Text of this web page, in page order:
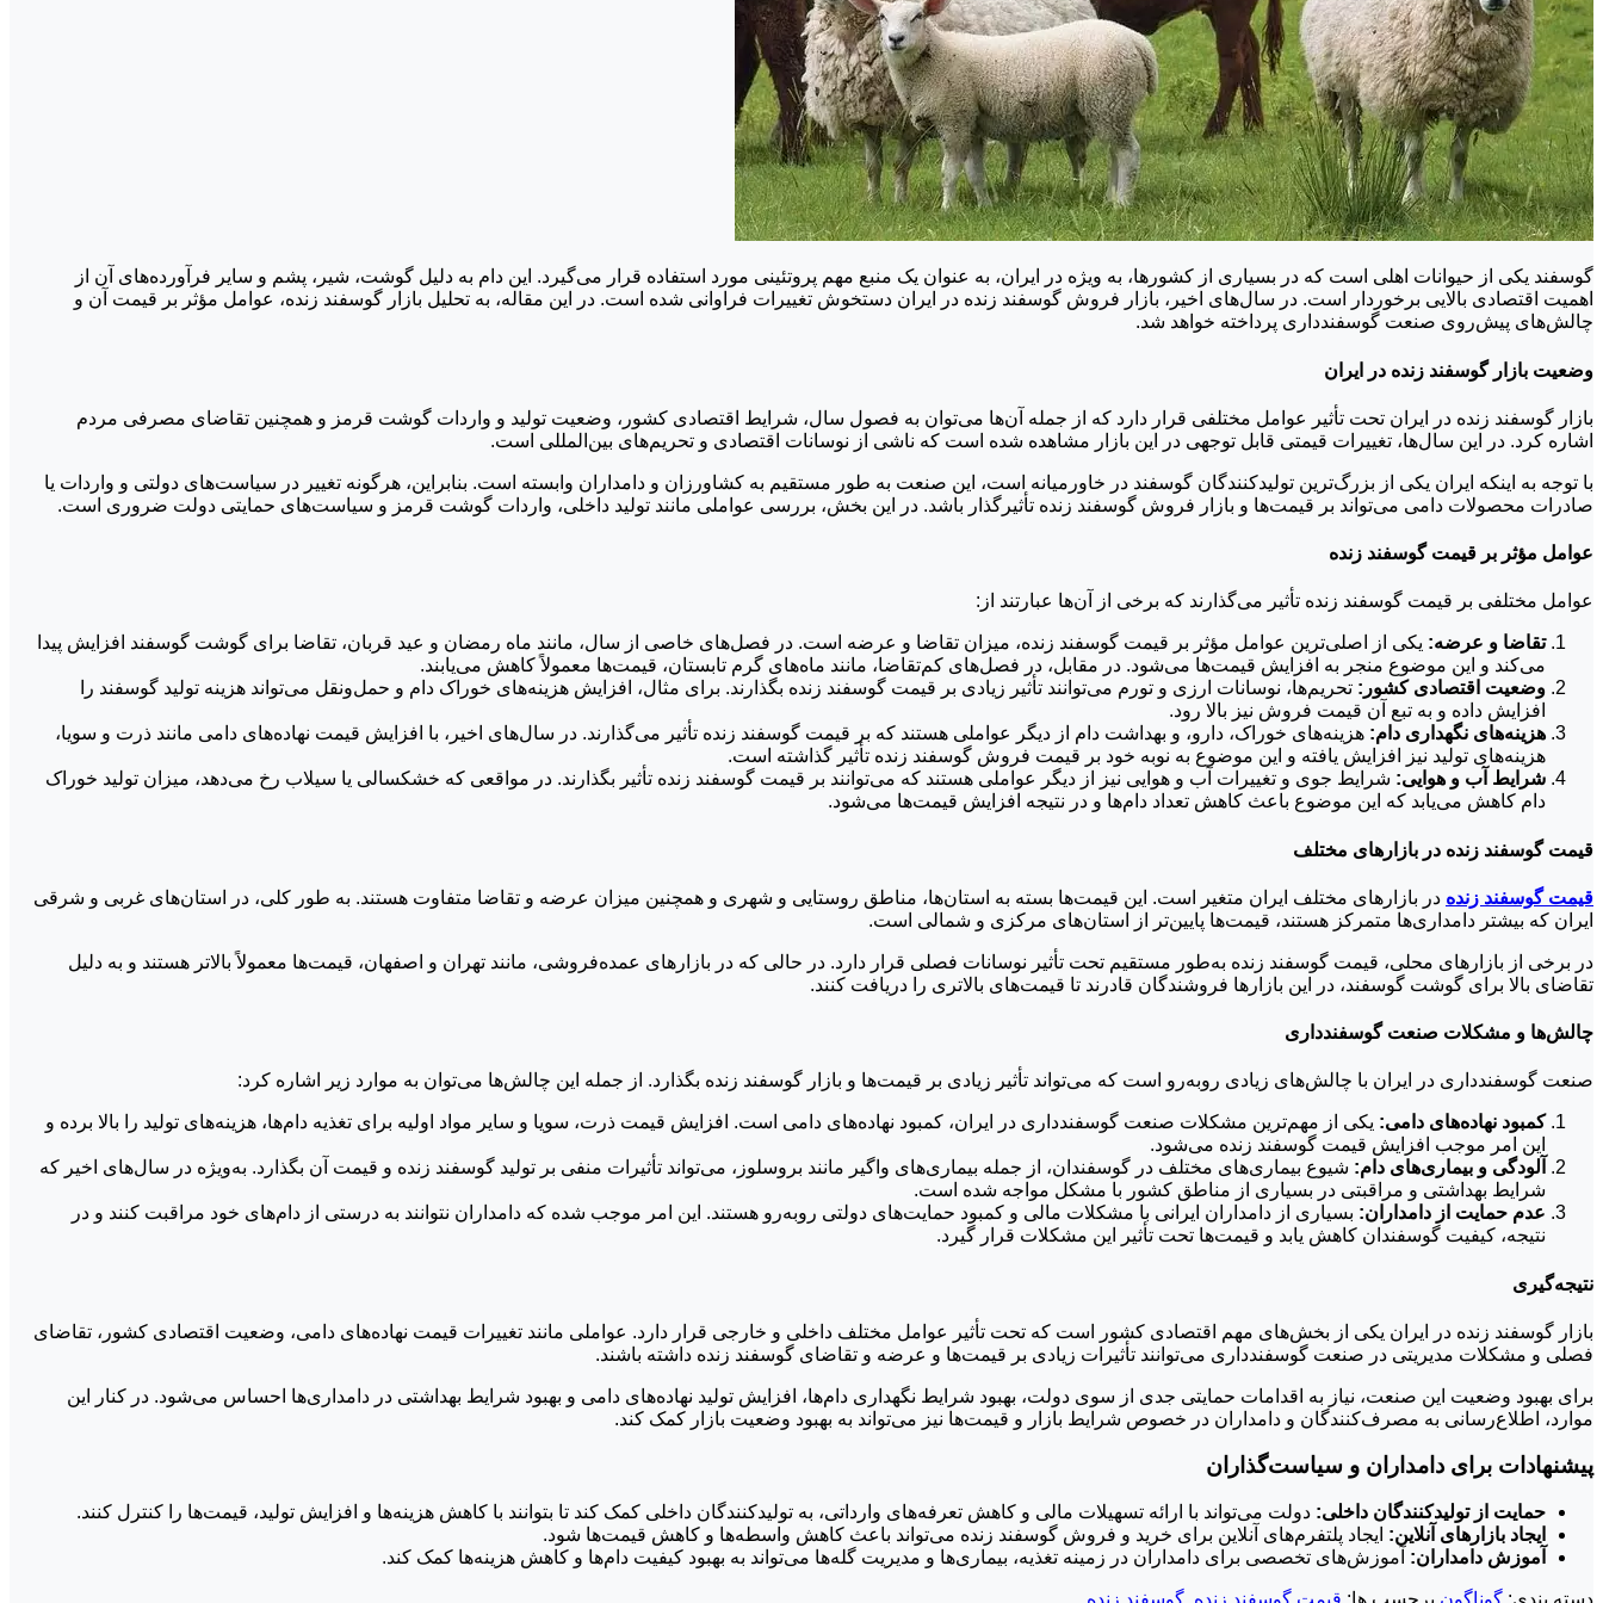
گوسفند یکی از حیوانات اهلی است که در بسیاری از کشورها، به ویژه در ایران، به عنوان یک منبع مهم پروتئینی مورد استفاده قرار می‌گیرد. این دام به دلیل گوشت، شیر، پشم و سایر فرآورده‌های آن از
اهمیت اقتصادی بالایی برخوردار است. در سال‌های اخیر، بازار فروش گوسفند زنده در ایران دستخوش تغییرات فراوانی شده است. در این مقاله، به تحلیل بازار گوسفند زنده، عوامل مؤثر بر قیمت آن و
چالش‌های پیش‌روی صنعت گوسفندداری پرداخته خواهد شد.
وضعیت بازار گوسفند زنده در ایران
بازار گوسفند زنده در ایران تحت تأثیر عوامل مختلفی قرار دارد که از جمله آن‌ها می‌توان به فصول سال، شرایط اقتصادی کشور، وضعیت تولید و واردات گوشت قرمز و همچنین تقاضای مصرفی مردم
اشاره کرد. در این سال‌ها، تغییرات قیمتی قابل توجهی در این بازار مشاهده شده است که ناشی از نوسانات اقتصادی و تحریم‌های بین‌المللی است.
با توجه به اینکه ایران یکی از بزرگ‌ترین تولیدکنندگان گوسفند در خاورمیانه است، این صنعت به طور مستقیم به کشاورزان و دامداران وابسته است. بنابراین، هرگونه تغییر در سیاست‌های دولتی و واردات یا
صادرات محصولات دامی می‌تواند بر قیمت‌ها و بازار فروش گوسفند زنده تأثیرگذار باشد. در این بخش، بررسی عواملی مانند تولید داخلی، واردات گوشت قرمز و سیاست‌های حمایتی دولت ضروری است.
عوامل مؤثر بر قیمت گوسفند زنده
عوامل مختلفی بر قیمت گوسفند زنده تأثیر می‌گذارند که برخی از آن‌ها عبارتند از:
تقاضا و عرضه: یکی از اصلی‌ترین عوامل مؤثر بر قیمت گوسفند زنده، میزان تقاضا و عرضه است. در فصل‌های خاصی از سال، مانند ماه رمضان و عید قربان، تقاضا برای گوشت گوسفند افزایش پیدا
می‌کند و این موضوع منجر به افزایش قیمت‌ها می‌شود. در مقابل، در فصل‌های کم‌تقاضا، مانند ماه‌های گرم تابستان، قیمت‌ها معمولاً کاهش می‌یابند.
وضعیت اقتصادی کشور: تحریم‌ها، نوسانات ارزی و تورم می‌توانند تأثیر زیادی بر قیمت گوسفند زنده بگذارند. برای مثال، افزایش هزینه‌های خوراک دام و حمل‌ونقل می‌تواند هزینه تولید گوسفند را
افزایش داده و به تبع آن قیمت فروش نیز بالا رود.
هزینه‌های نگهداری دام: هزینه‌های خوراک، دارو، و بهداشت دام از دیگر عواملی هستند که بر قیمت گوسفند زنده تأثیر می‌گذارند. در سال‌های اخیر، با افزایش قیمت نهاده‌های دامی مانند ذرت و سویا،
هزینه‌های تولید نیز افزایش یافته و این موضوع به نوبه خود بر قیمت فروش گوسفند زنده تأثیر گذاشته است.
شرایط آب و هوایی: شرایط جوی و تغییرات آب و هوایی نیز از دیگر عواملی هستند که می‌توانند بر قیمت گوسفند زنده تأثیر بگذارند. در مواقعی که خشکسالی یا سیلاب رخ می‌دهد، میزان تولید خوراک
دام کاهش می‌یابد که این موضوع باعث کاهش تعداد دام‌ها و در نتیجه افزایش قیمت‌ها می‌شود.
قیمت گوسفند زنده در بازارهای مختلف
قیمت گوسفند زنده در بازارهای مختلف ایران متغیر است. این قیمت‌ها بسته به استان‌ها، مناطق روستایی و شهری و همچنین میزان عرضه و تقاضا متفاوت هستند. به طور کلی، در استان‌های غربی و شرقی
ایران که بیشتر دامداری‌ها متمرکز هستند، قیمت‌ها پایین‌تر از استان‌های مرکزی و شمالی است.
در برخی از بازارهای محلی، قیمت گوسفند زنده به‌طور مستقیم تحت تأثیر نوسانات فصلی قرار دارد. در حالی که در بازارهای عمده‌فروشی، مانند تهران و اصفهان، قیمت‌ها معمولاً بالاتر هستند و به دلیل
تقاضای بالا برای گوشت گوسفند، در این بازارها فروشندگان قادرند تا قیمت‌های بالاتری را دریافت کنند.
چالش‌ها و مشکلات صنعت گوسفندداری
صنعت گوسفندداری در ایران با چالش‌های زیادی روبه‌رو است که می‌تواند تأثیر زیادی بر قیمت‌ها و بازار گوسفند زنده بگذارد. از جمله این چالش‌ها می‌توان به موارد زیر اشاره کرد:
کمبود نهاده‌های دامی: یکی از مهم‌ترین مشکلات صنعت گوسفندداری در ایران، کمبود نهاده‌های دامی است. افزایش قیمت ذرت، سویا و سایر مواد اولیه برای تغذیه دام‌ها، هزینه‌های تولید را بالا برده و
این امر موجب افزایش قیمت گوسفند زنده می‌شود.
آلودگی و بیماری‌های دام: شیوع بیماری‌های مختلف در گوسفندان، از جمله بیماری‌های واگیر مانند بروسلوز، می‌تواند تأثیرات منفی بر تولید گوسفند زنده و قیمت آن بگذارد. به‌ویژه در سال‌های اخیر که
شرایط بهداشتی و مراقبتی در بسیاری از مناطق کشور با مشکل مواجه شده است.
عدم حمایت از دامداران: بسیاری از دامداران ایرانی با مشکلات مالی و کمبود حمایت‌های دولتی روبه‌رو هستند. این امر موجب شده که دامداران نتوانند به درستی از دام‌های خود مراقبت کنند و در
نتیجه، کیفیت گوسفندان کاهش یابد و قیمت‌ها تحت تأثیر این مشکلات قرار گیرد.
نتیجه‌گیری
بازار گوسفند زنده در ایران یکی از بخش‌های مهم اقتصادی کشور است که تحت تأثیر عوامل مختلف داخلی و خارجی قرار دارد. عواملی مانند تغییرات قیمت نهاده‌های دامی، وضعیت اقتصادی کشور، تقاضای
فصلی و مشکلات مدیریتی در صنعت گوسفندداری می‌توانند تأثیرات زیادی بر قیمت‌ها و عرضه و تقاضای گوسفند زنده داشته باشند.
برای بهبود وضعیت این صنعت، نیاز به اقدامات حمایتی جدی از سوی دولت، بهبود شرایط نگهداری دام‌ها، افزایش تولید نهاده‌های دامی و بهبود شرایط بهداشتی در دامداری‌ها احساس می‌شود. در کنار این
موارد، اطلاع‌رسانی به مصرف‌کنندگان و دامداران در خصوص شرایط بازار و قیمت‌ها نیز می‌تواند به بهبود وضعیت بازار کمک کند.
پیشنهادات برای دامداران و سیاست‌گذاران
حمایت از تولیدکنندگان داخلی: دولت می‌تواند با ارائه تسهیلات مالی و کاهش تعرفه‌های وارداتی، به تولیدکنندگان داخلی کمک کند تا بتوانند با کاهش هزینه‌ها و افزایش تولید، قیمت‌ها را کنترل کنند.
ایجاد بازارهای آنلاین: ایجاد پلتفرم‌های آنلاین برای خرید و فروش گوسفند زنده می‌تواند باعث کاهش واسطه‌ها و کاهش قیمت‌ها شود.
آموزش دامداران: آموزش‌های تخصصی برای دامداران در زمینه تغذیه، بیماری‌ها و مدیریت گله‌ها می‌تواند به بهبود کیفیت دام‌ها و کاهش هزینه‌ها کمک کند.